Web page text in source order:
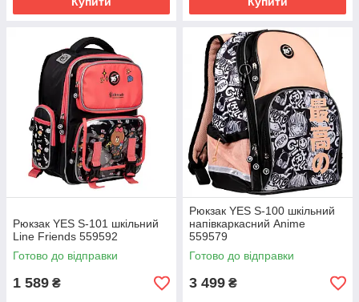
Рюкзак YES S-101 шкільний
Line Friends 559592
Готово до відправки
1 589 ₴
Рюкзак YES S-100 шкільний
напівкаркасний Anime
559579
Готово до відправки
3 499 ₴